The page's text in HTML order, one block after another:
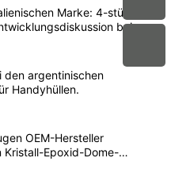
Marke: 4-stündige
bei
den argentinischen
Handyhüllen.
OEM-Hersteller
Kristall-Epoxid-Dome-
und RoHS-